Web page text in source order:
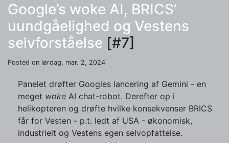
Google’s woke AI, BRICS’
uundgåelighed og Vestens
selvforståelse [#7]
Posted on lørdag, mar. 2, 2024
Panelet drøfter Googles lancering af Gemini - en
meget woke AI chat-robot. Derefter op i
helikopteren og drøfte hvilke konsekvenser BRICS
får for Vesten - p.t. ledt af USA - økonomisk,
industrielt og Vestens egen selvopfattelse.